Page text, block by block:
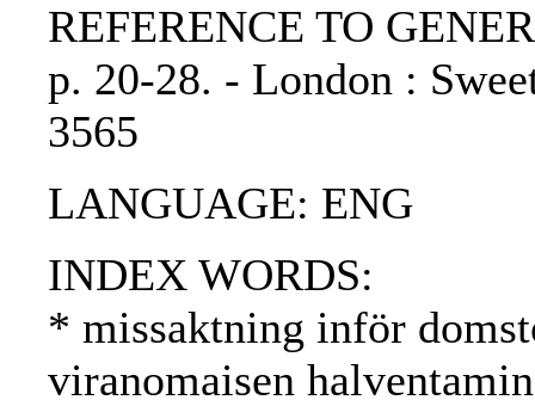
REFERENCE TO
p. 20-28. - London :
3565
LANGUAGE: ENG
INDEX WORDS:
* missaktning inför
viranomaisen